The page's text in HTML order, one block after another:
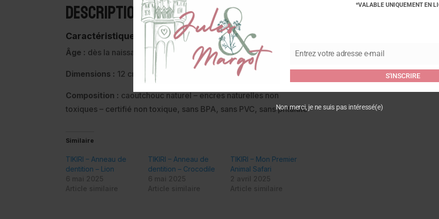
Description
Caractéristiques :
Âge : dès la naissance
Dimensions : 12 cm de long
Composition : caoutchouc naturel – encres naturelles non
toxiques – certifié non toxique, sans BPA, sans PVC, sans phtalate
Similaire
TIKIRI – Anneau de
dentition – Lion
TIKIRI – Anneau de
dentition – Crocodile
TIKIRI – Mon Premier
Animal Safari
Commentaires
Soyez le premier à laisser
Vous devez être
*VALABLE UNIQUEMENT EN
Email
Entrez votre adresse e-mail
S'INSCRIRE
Non merci, je ne suis pas intéressé(e)